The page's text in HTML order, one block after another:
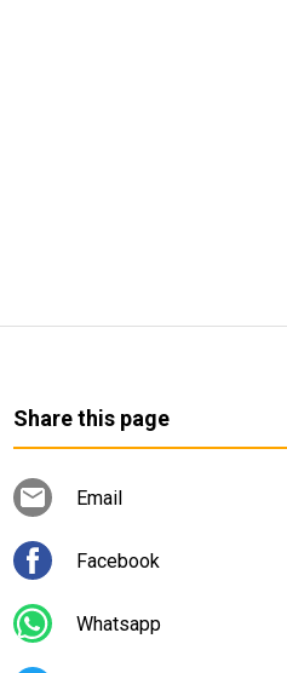
Share this page
Email
Facebook
Whatsapp